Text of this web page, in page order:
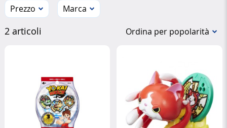
Prezzo Marca
2 articoli Ordina per popolarità